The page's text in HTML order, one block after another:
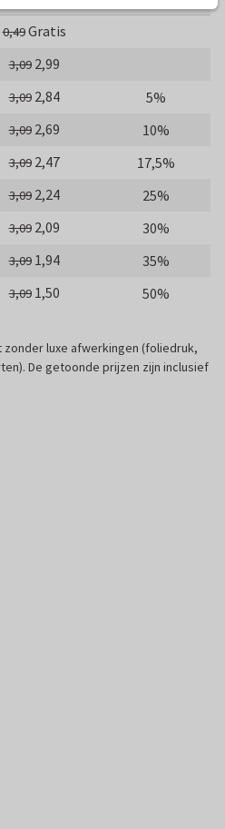
0,49Gratis
3,09 2,99
3,09 2,84
5%
3,09 2,69
10%
3,09 2,47
17,5%
3,09 2,24
25%
3,09 2,09
30%
3,09 1,94
35%
3,09 1,50 50%
zonder luxe afwerkingen (foliedruk,
De getoonde prijzen zijn inclusief